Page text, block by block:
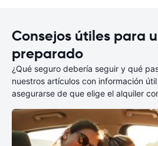
Consejos útiles para
preparado
¿Qué seguro debería seguir y qué
nuestros artículos con información
asegurarse de que elige el alquiler